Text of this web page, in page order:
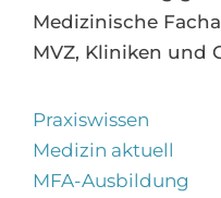
Medizinische
MVZ, Kliniken und
Praxiswissen
Medizin aktuell
MFA-Ausbildung